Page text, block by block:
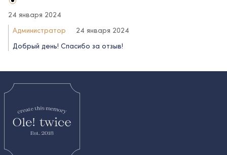
24 января 2024
Администратор
24 января 2024
Добрый день! Спасибо за отзыв!